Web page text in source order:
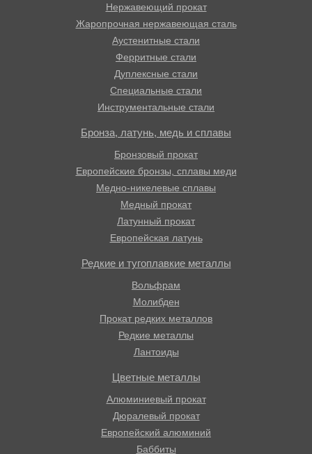
Нержавеющий прокат
Жаропрочная нержавеющая сталь
Аустенитные стали
Ферритные стали
Дуплексные стали
Специальные стали
Инструментальные стали
Бронза, латунь, медь и сплавы
Бронзовый прокат
Европейские бронзы, сплавы меди
Медно-никелевые сплавы
Медный прокат
Латунный прокат
Европейская латунь
Редкие и тугоплавкие металлы
Вольфрам
Молибден
Прокат редких металлов
Редкие металлы
Лантоиды
Цветные металлы
Алюминиевый прокат
Дюралевый прокат
Европейский алюминий
Баббиты